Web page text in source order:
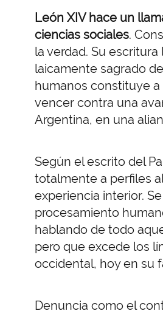
León XIV hace un
ciencias sociales.
la verdad. Su
laicamente sagrado
humanos constituye
vencer contra una
Argentina, en una
Según el escrito del
totalmente a perfiles
experiencia interior.
procesamiento
hablando de todo
pero que excede los
occidental, hoy en su
Denuncia como el